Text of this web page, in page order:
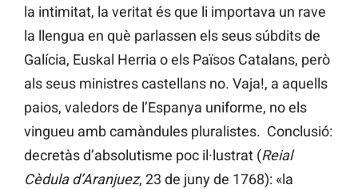
la intimitat, la veritat és que li importava un rave
la llengua en què parlassen els seus súbdits de
Galícia, Euskal Herria o els Països Catalans, però
als seus ministres castellans no. Vaja!, a aquells
paios, valedors de l’Espanya uniforme, no els
vingueu amb camàndules pluralistes. Conclusió:
decretàs d’absolutisme poc il·lustrat (Reial
Cèdula d’Aranjuez, 23 de juny de 1768): «la